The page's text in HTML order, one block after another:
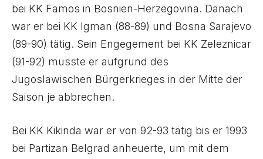
bei KK Famos in Bosnien-Herzegovina. Danach
war er bei KK Igman (88-89) und Bosna Sarajevo
(89-90) tätig. Sein Engegement bei KK Zeleznicar
(91-92) musste er aufgrund des
Jugoslawischen Bürgerkrieges in der Mitte der
Saison je abbrechen.
Bei KK Kikinda war er von 92-93 tätig bis er 1993
bei Partizan Belgrad anheuerte, um mit dem